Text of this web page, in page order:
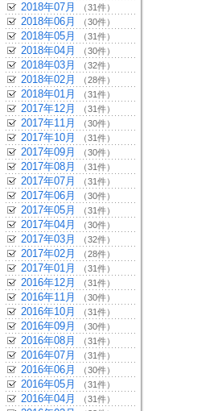
2018年07月 （31件）
2018年06月 （30件）
2018年05月 （31件）
2018年04月 （30件）
2018年03月 （32件）
2018年02月 （28件）
2018年01月 （31件）
2017年12月 （31件）
2017年11月 （30件）
2017年10月 （31件）
2017年09月 （30件）
2017年08月 （31件）
2017年07月 （31件）
2017年06月 （30件）
2017年05月 （31件）
2017年04月 （30件）
2017年03月 （32件）
2017年02月 （28件）
2017年01月 （31件）
2016年12月 （31件）
2016年11月 （30件）
2016年10月 （31件）
2016年09月 （30件）
2016年08月 （31件）
2016年07月 （31件）
2016年06月 （30件）
2016年05月 （31件）
2016年04月 （31件）